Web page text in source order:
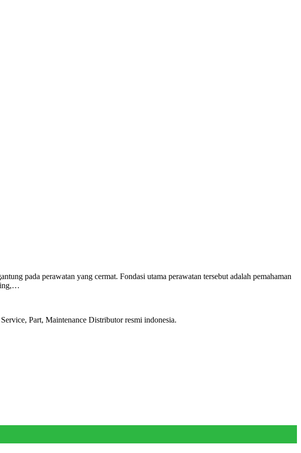
pada perawatan yang cermat. Fondasi utama perawatan tersebut adalah pemahaman
Part, Maintenance Distributor resmi indonesia.